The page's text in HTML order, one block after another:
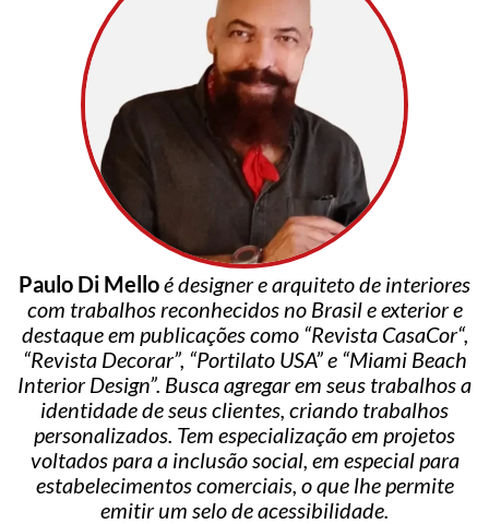
Paulo Di Melloé designer e arquiteto de interiores
com trabalhos reconhecidos no Brasil e exterior e
destaque em publicações como “Revista CasaCor“,
“Revista Decorar”, “Portilato USA” e “Miami Beach
Interior Design”. Busca agregar em seus trabalhos a
identidade de seus clientes, criando trabalhos
personalizados. Tem especialização em projetos
voltados para a inclusão social, em especial para
estabelecimentos comerciais, o que lhe permite
emitir um selo de acessibilidade.